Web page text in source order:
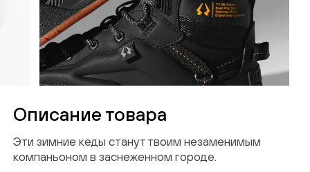
Описание товара
Эти зимние кеды станут твоим незаменимым
компаньоном в заснеженном городе.
ПОДТВЕРЖДЕНИЕ
EMAIL
подтверждения
Введи код подтверждения*